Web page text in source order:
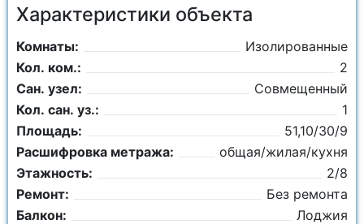
Характеристики объекта
Комнаты:
Изолированные
Кол. ком.:
2
Сан. узел:
Совмещенный
Кол. сан. уз.:
1
Площадь:
51,10/30/9
Расшифровка метража:
общая/жилая/кухня
Этажность:
2/8
Ремонт:
Без ремонта
Балкон:
Лоджия